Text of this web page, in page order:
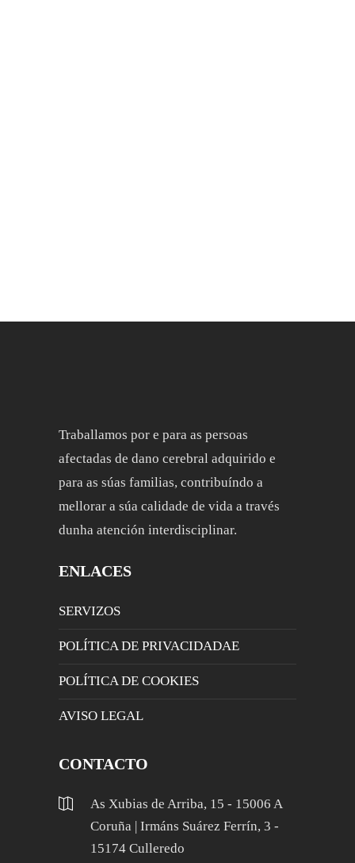
Traballamos por e para as persoas
afectadas de dano cerebral adquirido e
para as súas familias, contribuíndo a
mellorar a súa calidade de vida a través
dunha atención interdisciplinar.
ENLACES
SERVIZOS
POLÍTICA DE PRIVACIDADAE
POLÍTICA DE COOKIES
AVISO LEGAL
CONTACTO
As Xubias de Arriba, 15 - 15006 A
Coruña | Irmáns Suárez Ferrín, 3 -
15174 Culleredo